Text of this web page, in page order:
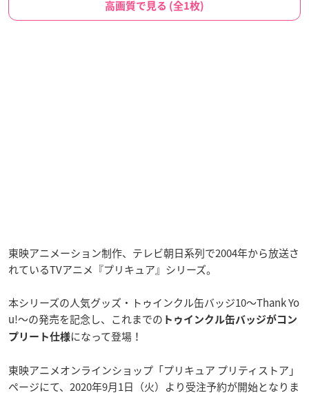
高画質で見る (全1枚)
東映アニメーション制作、テレビ朝日系列で2004年から放送さ
れているTVアニメ『プリキュア』シリーズ。
本シリーズの人気グッズ・トゥインクル缶バッジ10～Thank Yo
u!～の発売を記念し、これまでの トゥインクル缶バッジがコン
プリート仕様になって登場！
東映アニメオンラインショップ「プリキュア プリティストア」
ページにて、2020年9月1日（火）より受注予約が開始となりま